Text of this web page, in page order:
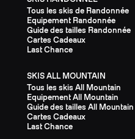
Tous les skis de Randonnée
Equipement Randonnée
Guide des tailles Randonnée
Cartes Cadeaux
Last Chance
SKIS ALL MOUNTAIN
Tous les skis All Mountain
Equipement All Mountain
Guide des tailles All Mountain
Cartes Cadeaux
Last Chance